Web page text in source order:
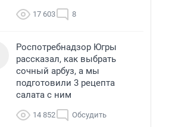
17 603 8
Роспотребнадзор Югры
рассказал, как выбрать
сочный арбуз, а мы
подготовили 3 рецепта
салата с ним
14 852 Обсудить